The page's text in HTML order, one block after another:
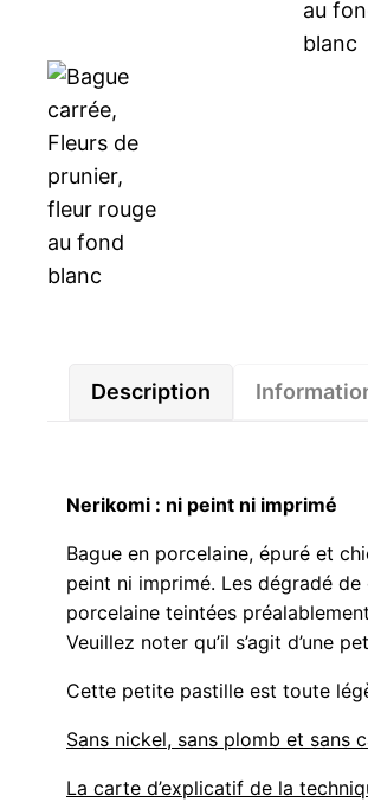
Description
Nerikomi : ni peint ni imprimé
Bague en porcelaine, épuré et
peint ni imprimé. Les dégradé
porcelaine teintées
Veuillez noter qu’il s’agit d’une
Cette petite pastille est toute
Sans nickel, sans plomb et sans
La carte d’explicatif de la